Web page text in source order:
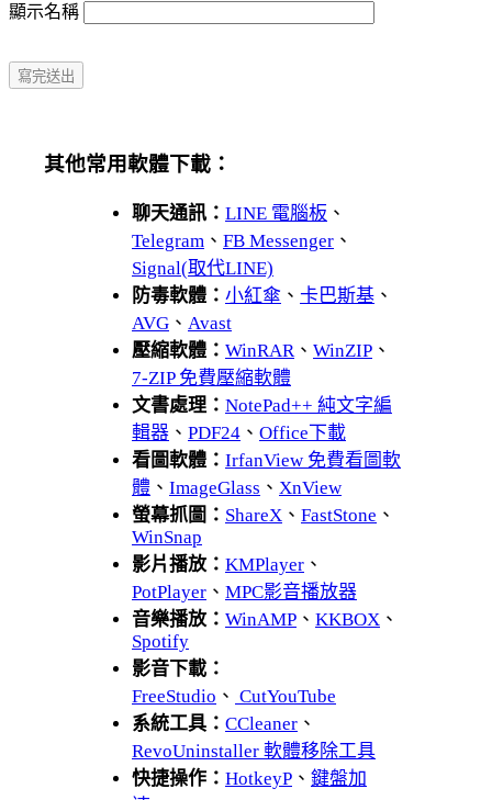
顯示名稱
其他常用軟體下載：
聊天通訊： LINE 電腦板 、
Telegram 、 FB Messenger 、
Signal(取代LINE)
防毒軟體： 小紅傘 、 卡巴斯基 、
AVG 、 Avast
壓縮軟體： WinRAR、 WinZIP 、
7-ZIP 免費壓縮軟體
文書處理： NotePad++ 純文字編
輯器 、 PDF24 、 Office下載
看圖軟體： IrfanView 免費看圖軟
體 、 ImageGlass 、 XnView
螢幕抓圖： ShareX 、 FastStone 、
WinSnap
影片播放： KMPlayer 、
PotPlayer 、 MPC影音播放器
音樂播放： WinAMP 、 KKBOX 、
Spotify
影音下載：
FreeStudio 、 CutYouTube
系統工具： CCleaner 、
RevoUninstaller 軟體移除工具
快捷操作： HotkeyP 、 鍵盤加